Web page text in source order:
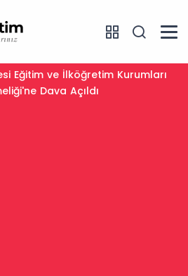
Son Noktayı Koydu